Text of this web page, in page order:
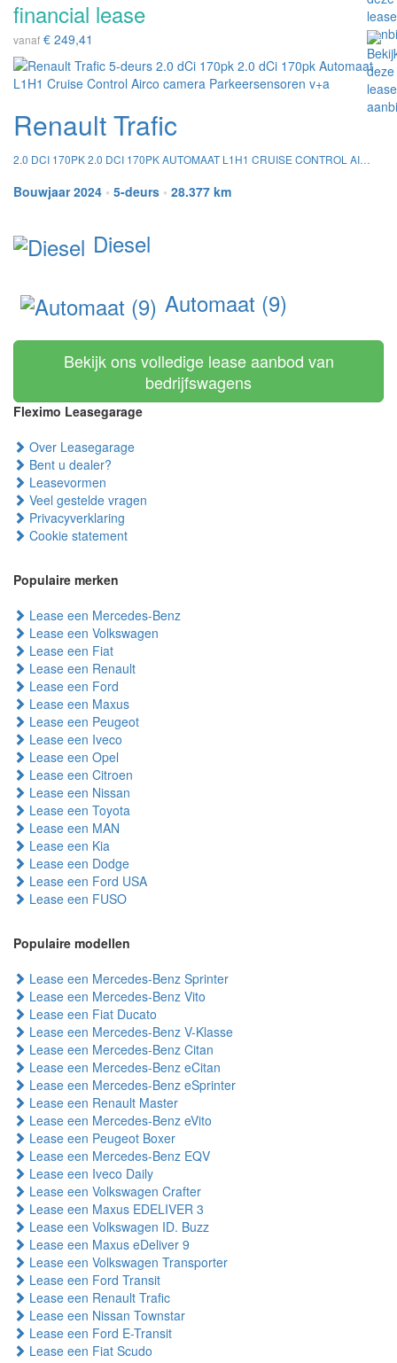
financial lease
vanaf € 249,41
Renault Trafic
2.0 DCI 170PK 2.0 DCI 170PK AUTOMAAT L1H1 CRUISE CONTROL AIRCO CAMERA PARKEERSENSOREN V+A
Bouwjaar 2024 • 5-deurs • 28.377 km
Diesel
Automaat (9)
Bekijk ons volledige lease aanbod van
bedrijfswagens
Fleximo Leasegarage
Over Leasegarage
Bent u dealer?
Leasevormen
Veel gestelde vragen
Privacyverklaring
Cookie statement
Populaire merken
Lease een Mercedes-Benz
Lease een Volkswagen
Lease een Fiat
Lease een Renault
Lease een Ford
Lease een Maxus
Lease een Peugeot
Lease een Iveco
Lease een Opel
Lease een Citroen
Lease een Nissan
Lease een Toyota
Lease een MAN
Lease een Kia
Lease een Dodge
Lease een Ford USA
Lease een FUSO
Populaire modellen
Lease een Mercedes-Benz Sprinter
Lease een Mercedes-Benz Vito
Lease een Fiat Ducato
Lease een Mercedes-Benz V-Klasse
Lease een Mercedes-Benz Citan
Lease een Mercedes-Benz eCitan
Lease een Mercedes-Benz eSprinter
Lease een Renault Master
Lease een Mercedes-Benz eVito
Lease een Peugeot Boxer
Lease een Mercedes-Benz EQV
Lease een Iveco Daily
Lease een Volkswagen Crafter
Lease een Maxus EDELIVER 3
Lease een Volkswagen ID. Buzz
Lease een Maxus eDeliver 9
Lease een Volkswagen Transporter
Lease een Ford Transit
Lease een Renault Trafic
Lease een Nissan Townstar
Lease een Ford E-Transit
Lease een Fiat Scudo